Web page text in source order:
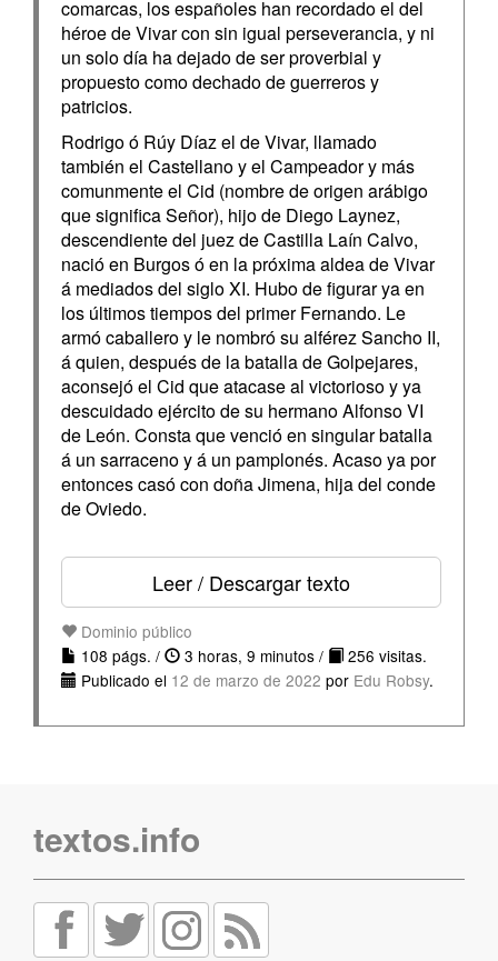
comarcas, los españoles han recordado el del
héroe de Vivar con sin igual perseverancia, y ni
un solo día ha dejado de ser proverbial y
propuesto como dechado de guerreros y
patricios.
Rodrigo ó Rúy Díaz el de Vivar, llamado
también el Castellano y el Campeador y más
comunmente el Cid (nombre de origen arábigo
que significa Señor), hijo de Diego Laynez,
descendiente del juez de Castilla Laín Calvo,
nació en Burgos ó en la próxima aldea de Vivar
á mediados del siglo XI. Hubo de figurar ya en
los últimos tiempos del primer Fernando. Le
armó caballero y le nombró su alférez Sancho II,
á quien, después de la batalla de Golpejares,
aconsejó el Cid que atacase al victorioso y ya
descuidado ejército de su hermano Alfonso VI
de León. Consta que venció en singular batalla
á un sarraceno y á un pamplonés. Acaso ya por
entonces casó con doña Jimena, hija del conde
de Oviedo.
Leer / Descargar texto
Dominio público
108 págs. /
3 horas, 9 minutos /
256 visitas.
Publicado el 12 de marzo de 2022 por Edu Robsy.
textos.info